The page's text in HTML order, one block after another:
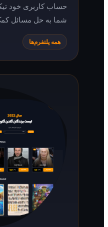
حساب کاربری خود تیکت ارسال
شما به حل مسائل کمک کنیم.
همه پلتفرم‌ها